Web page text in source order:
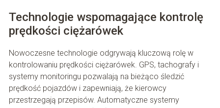
Technologie wspomagające kontrolę
prędkości ciężarówek
Nowoczesne technologie odgrywają kluczową rolę w
kontrolowaniu prędkości ciężarówek. GPS, tachografy i
systemy monitoringu pozwalają na bieżąco śledzić
prędkość pojazdów i zapewniają, że kierowcy
przestrzegają przepisów. Automatyczne systemy